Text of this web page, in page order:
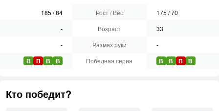
185 /84
-
-
В П В В
Рост / Вес
Возраст
Размах руки
Победная серия
175 /70
33
-
В В П В
Кто победит?